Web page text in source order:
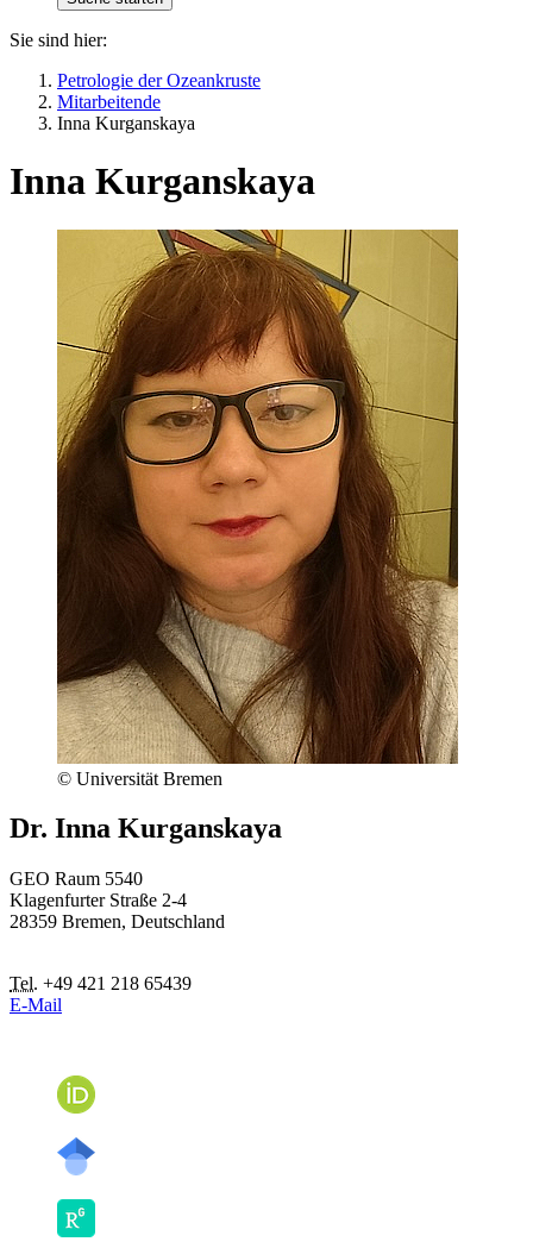
Sie sind hier:
Petrologie der Ozeankruste
Mitarbeitende
Inna Kurganskaya
Inna Kurganskaya
© Universität Bremen
Dr. Inna Kurganskaya
GEO Raum 5540
Klagenfurter Straße 2-4
28359 Bremen, Deutschland
Tel. +49 421 218 65439
E-Mail